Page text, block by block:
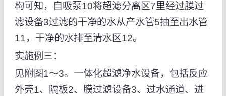
构可知，自吸泵10将超滤分离区7里经过膜过
滤设备3过滤的干净的水从产水管5抽至出水管
11，干净的水排至清水区12。
实施例三：
见附图1～3。一体化超滤净水设备，包括反应
外壳1、隔板2、膜过滤设备3、过水通道、进